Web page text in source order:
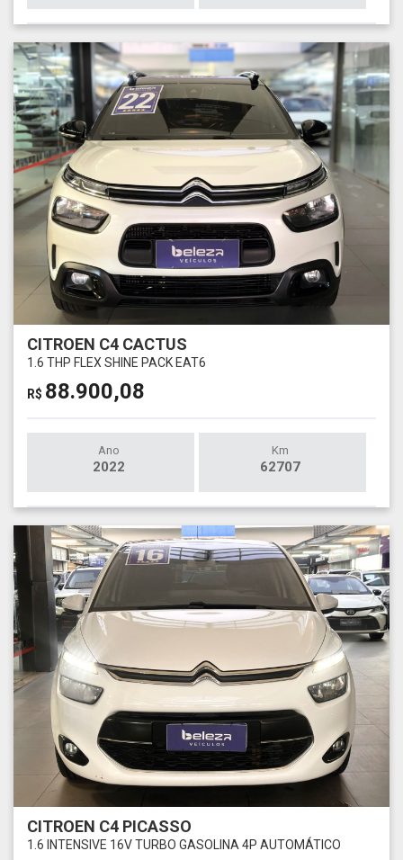
CITROEN C4 CACTUS
1.6 THP FLEX SHINE PACK EAT6
R$ 88.900,08
Ano
2022
Km
62707
CITROEN C4 PICASSO
1.6 INTENSIVE 16V TURBO GASOLINA 4P AUTOMÁTICO